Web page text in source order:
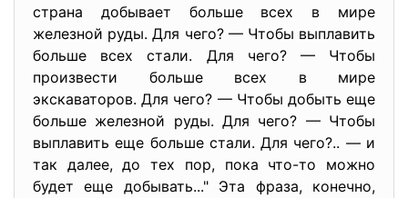
страна добывает больше всех в мире
железной руды. Для чего? — Чтобы выплавить
больше всех стали. Для чего? — Чтобы
произвести больше всех в мире
экскаваторов. Для чего? — Чтобы добыть еще
больше железной руды. Для чего? — Чтобы
выплавить еще больше стали. Для чего?.. — и
так далее, до тех пор, пока что-то можно
будет еще добывать..." Эта фраза, конечно,